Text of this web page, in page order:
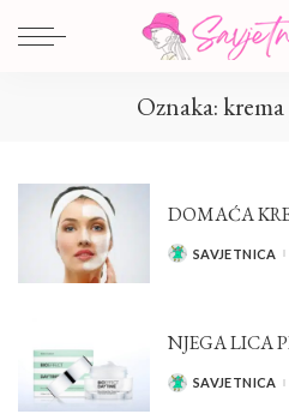
Oznaka:
DOMAĆA
POSTED
SAVJETNICA
NJEGA LICA
POSTED
SAVJETNICA